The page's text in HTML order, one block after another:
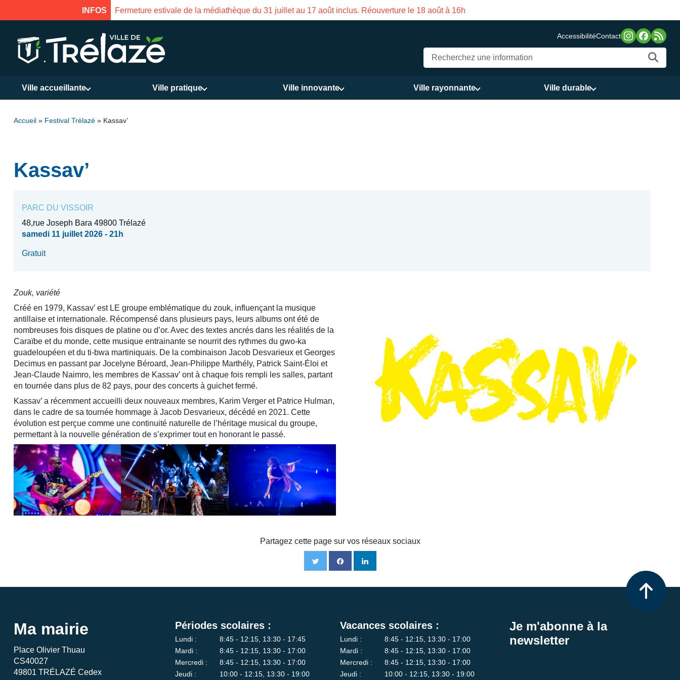
INFOS
Fermeture estivale de la médiathèque du 31 juillet au 17 août inclus. Réouverture le 18 août à 16h
AccessibilitéContact
Ville accueillante Ville pratique Ville innovante Ville rayonnante Ville durable
Accueil » Festival Trélazé » Kassav’
Kassav’
PARC DU VISSOIR
48,rue Joseph Bara 49800 Trélazé
samedi 11 juillet 2026 - 21h
Gratuit
Zouk, variété
Créé en 1979, Kassav’ est LE groupe emblématique du zouk, influençant la musique
antillaise et internationale. Récompensé dans plusieurs pays, leurs albums ont été de
nombreuses fois disques de platine ou d’or. Avec des textes ancrés dans les réalités de la
Caraïbe et du monde, cette musique entrainante se nourrit des rythmes du gwo-ka
guadeloupéen et du ti-bwa martiniquais. De la combinaison Jacob Desvarieux et Georges
Decimus en passant par Jocelyne Béroard, Jean-Philippe Marthély, Patrick Saint-Éloi et
Jean-Claude Naimro, les membres de Kassav’ ont à chaque fois rempli les salles, partant
en tournée dans plus de 82 pays, pour des concerts à guichet fermé.
Kassav’ a récemment accueilli deux nouveaux membres, Karim Verger et Patrice Hulman,
dans le cadre de sa tournée hommage à Jacob Desvarieux, décédé en 2021. Cette
évolution est perçue comme une continuité naturelle de l’héritage musical du groupe,
permettant à la nouvelle génération de s’exprimer tout en honorant le passé.
Partagez cette page sur vos réseaux sociaux
Ma mairie
Place Olivier Thuau
CS40027
49801 TRÉLAZÉ Cedex
Périodes scolaires :
Lundi :
8:45 - 12:15, 13:30 - 17:45
Mardi :
8:45 - 12:15, 13:30 - 17:00
Mercredi :
8:45 - 12:15, 13:30 - 17:00
Jeudi :
10:00 - 12:15, 13:30 - 19:00
Vacances scolaires :
Lundi :
8:45 - 12:15, 13:30 - 17:00
Mardi :
8:45 - 12:15, 13:30 - 17:00
Mercredi :
8:45 - 12:15, 13:30 - 17:00
Jeudi :
10:00 - 12:15, 13:30 - 19:00
Je m'abonne à la
newsletter